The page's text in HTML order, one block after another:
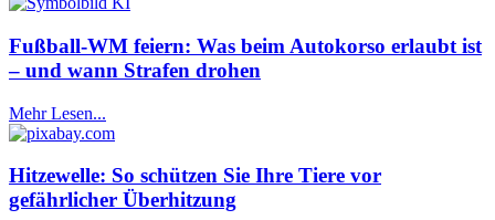
Fußball-WM feiern: Was beim Autokorso erlaubt ist
– und wann Strafen drohen
Mehr Lesen...
Hitzewelle: So schützen Sie Ihre Tiere vor
gefährlicher Überhitzung